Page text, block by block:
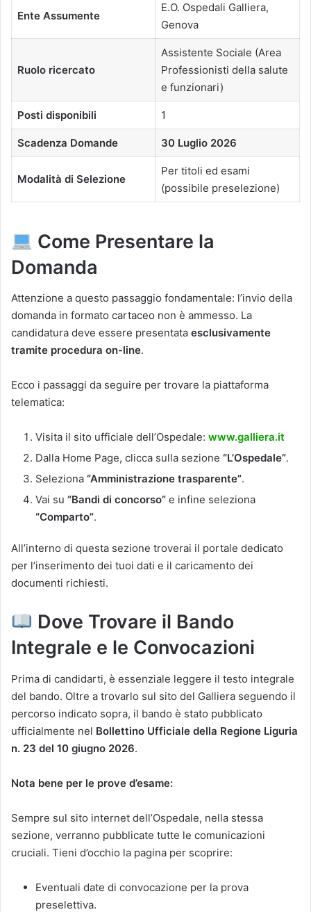
Ente Assumente
E.O. Ospedali Galliera,
Genova
Ruolo ricercato
Assistente Sociale (Area
Professionisti della salute
e funzionari)
Posti disponibili 1
Scadenza Domande 30 Luglio 2026
Modalità di Selezione
Per titoli ed esami
(possibile preselezione)
Come Presentare la
Domanda
Attenzione a questo passaggio fondamentale: l’invio della
domanda in formato cartaceo non è ammesso. La
candidatura deve essere presentata esclusivamente
tramite procedura on-line.
Ecco i passaggi da seguire per trovare la piattaforma
telematica:
Visita il sito ufficiale dell’Ospedale: www.galliera.it
Dalla Home Page, clicca sulla sezione “L’Ospedale”.
Seleziona “Amministrazione trasparente”.
Vai su “Bandi di concorso” e infine seleziona
“Comparto”.
All’interno di questa sezione troverai il portale dedicato
per l’inserimento dei tuoi dati e il caricamento dei
documenti richiesti.
Dove Trovare il Bando
Integrale e le Convocazioni
Prima di candidarti, è essenziale leggere il testo integrale
del bando. Oltre a trovarlo sul sito del Galliera seguendo il
percorso indicato sopra, il bando è stato pubblicato
ufficialmente nel Bollettino Ufficiale della Regione Liguria
n. 23 del 10 giugno 2026.
Nota bene per le prove d’esame:
Sempre sul sito internet dell’Ospedale, nella stessa
sezione, verranno pubblicate tutte le comunicazioni
cruciali. Tieni d’occhio la pagina per scoprire:
Eventuali date di convocazione per la prova
preselettiva.